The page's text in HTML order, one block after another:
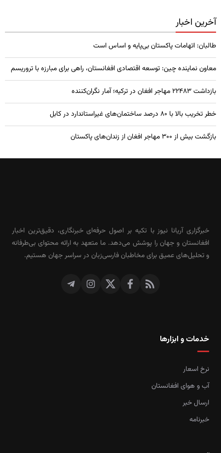
آخرین اخبار
طالبان: اتهامات پاکستان بی‌پایه و اساس است
معاون نماینده چین: توسعه اقتصادی افغانستان، راهی برای مبارزه با تروریسم
بازداشت ۲۲۴۸۳ مهاجر افغان در ترکیه؛ آمار نگران‌کننده
خطر تخریب بالا با ۸۰ درصد ساختمان‌های غیراستاندارد در کابل
بازگشت بیش از ۳۰۰ مهاجر افغان از زندان‌های پاکستان
خبرگزاری آریانا نیوز با تکیه بر اصول حرفه‌ای خبرنگاری، دقیق‌ترین اخبار
افغانستان و جهان را پوشش می‌دهد. ما متعهد به ارائه محتوای بی‌طرفانه
و تحلیل‌های عمیق برای مخاطبان فارسی‌زبان در سراسر جهان هستیم.
خدمات و ابزارها
نرخ اسعار
آب و هوای افغانستان
ارسال خبر
خبرنامه